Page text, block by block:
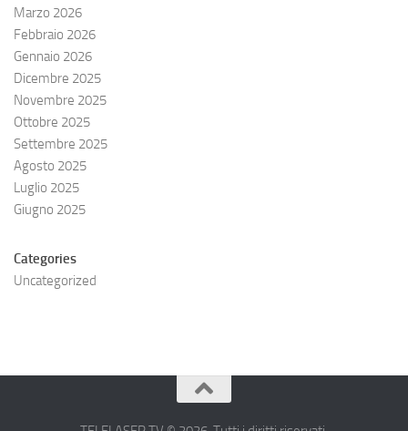
Marzo 2026
Febbraio 2026
Gennaio 2026
Dicembre 2025
Novembre 2025
Ottobre 2025
Settembre 2025
Agosto 2025
Luglio 2025
Giugno 2025
Categories
Uncategorized